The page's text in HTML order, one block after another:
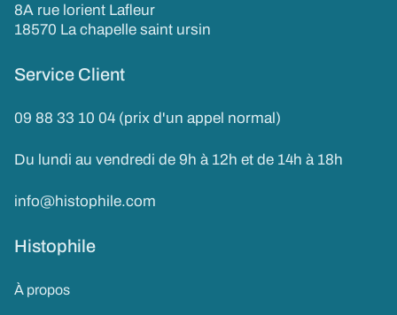
8A rue lorient Lafleur
18570 La chapelle saint ursin
Service Client
09 88 33 10 04 (prix d'un appel normal)
Du lundi au vendredi de 9h à 12h et de 14h à 18h
info@histophile.com
Histophile
À propos